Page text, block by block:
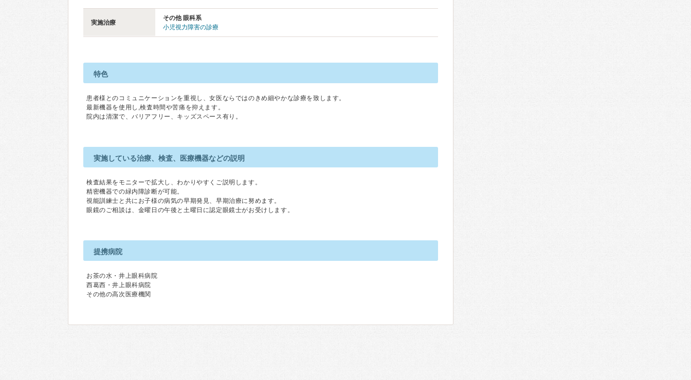
実施治療
その他 眼科系
小児視力障害の診療
特色
患者様とのコミュニケーションを重視し、女医ならではのきめ細やかな診療を致します。
最新機器を使用し,検査時間や苦痛を抑えます。
院内は清潔で、バリアフリー、キッズスペース有り。
実施している治療、検査、医療機器などの説明
検査結果をモニターで拡大し、わかりやすくご説明します。
精密機器での緑内障診断が可能。
視能訓練士と共にお子様の病気の早期発見、早期治療に努めます。
眼鏡のご相談は、金曜日の午後と土曜日に認定眼鏡士がお受けします。
提携病院
お茶の水・井上眼科病院
西葛西・井上眼科病院
その他の高次医療機関